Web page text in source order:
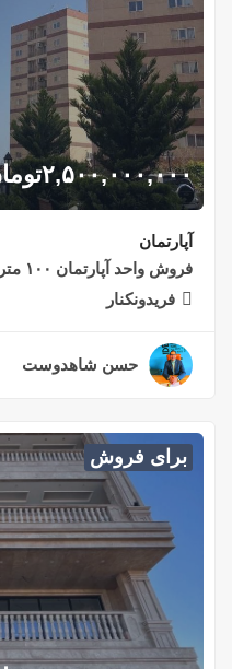
۲,۵۰۰,۰۰۰,۰۰۰
آپارتمان
فروش واحد آپارتمان ۱۰۰ متری در شهرک جام جم فریدونکنار
فریدونکنار
حسن شاهدوست
برای فروش